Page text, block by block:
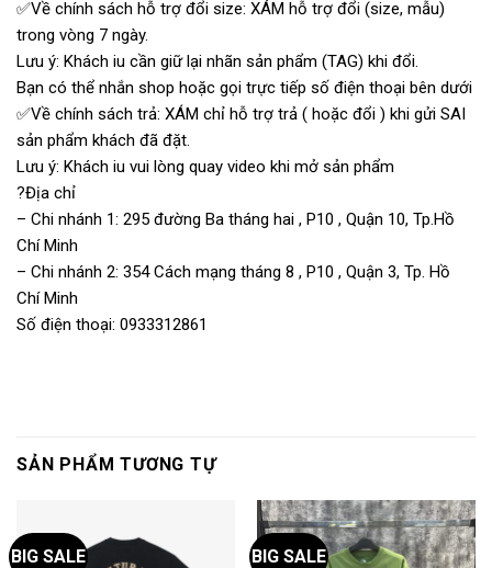
✅Về chính sách hỗ trợ đổi size: XÁM hỗ trợ đổi (size, mẫu)
trong vòng 7 ngày.
Lưu ý: Khách iu cần giữ lại nhãn sản phẩm (TAG) khi đổi.
Bạn có thể nhắn shop hoặc gọi trực tiếp số điện thoại bên dưới
✅Về chính sách trả: XÁM chỉ hỗ trợ trả ( hoặc đổi ) khi gửi SAI
sản phẩm khách đã đặt.
Lưu ý: Khách iu vui lòng quay video khi mở sản phẩm
?Địa chỉ
– Chi nhánh 1: 295 đường Ba tháng hai , P10 , Quận 10, Tp.Hồ
Chí Minh
– Chi nhánh 2: 354 Cách mạng tháng 8 , P10 , Quận 3, Tp. Hồ
Chí Minh
Số điện thoại: 0933312861
SẢN PHẨM TƯƠNG TỰ
BIG SALE BIG SALE